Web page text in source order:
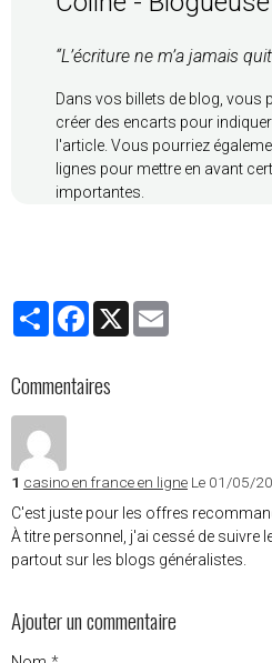
“L’écriture ne m’a jamais
Dans vos billets de blog, vous
créer des encarts pour
l'article. Vous pourriez
lignes pour mettre en avant
importantes.
PartagerFacebook
X
Commentaires
1 casino en france en ligne Le 01/05/
C'est juste pour les offres
À titre personnel, j'ai cessé de suivre
partout sur les blogs généralistes.
Ajouter un commentaire